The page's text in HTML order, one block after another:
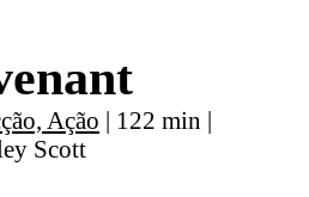
Ação | 122 min |
Scott